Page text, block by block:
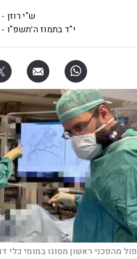
ש"י רוזן
י"ד בתמוז ה׳תשפ"ו
מהפכני ראשון מסוגו במומי כלי